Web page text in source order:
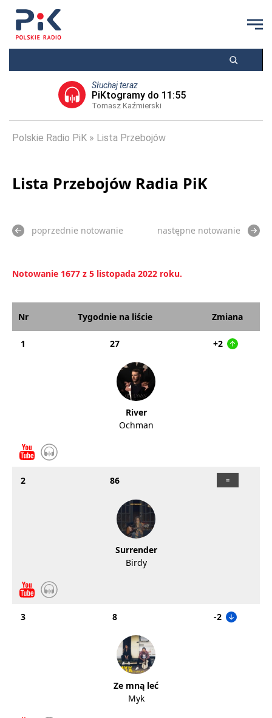
Słuchaj teraz
PiKtogramy do 11:55
Tomasz Kaźmierski
Polskie Radio PiK Lista Przebojów
Lista Przebojów Radia PiK
poprzednie notowanie następne notowanie
Notowanie 1677 z 5 listopada 2022 roku.
Nr Tygodnie na liście Zmiana
1 27 +2
River
Ochman
2 86
Surrender
Birdy
3 8 -2
Ze mną leć
Myk